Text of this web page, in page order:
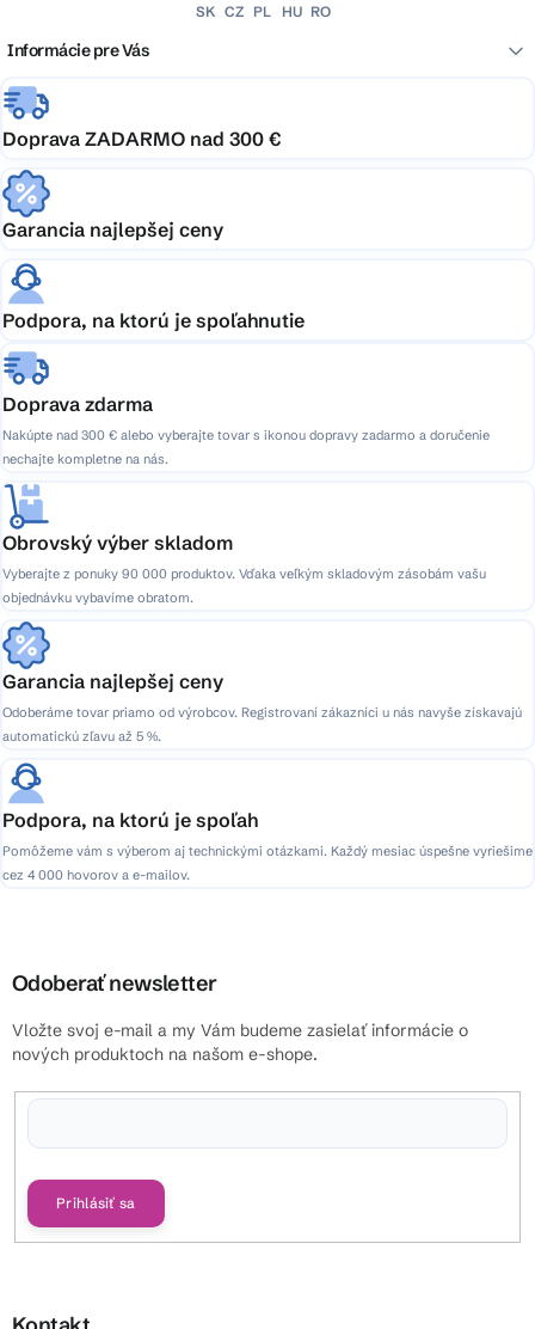
SK CZ PL HU RO
Informácie pre Vás
Doprava ZADARMO nad 300 €
Garancia najlepšej ceny
Podpora, na ktorú je spoľahnutie
Doprava zdarma
Nakúpte nad 300 € alebo vyberajte tovar s ikonou dopravy zadarmo a doručenie
nechajte kompletne na nás.
Obrovský výber skladom
Vyberajte z ponuky 90 000 produktov. Vďaka veľkým skladovým zásobám vašu
objednávku vybavíme obratom.
Garancia najlepšej ceny
Odoberáme tovar priamo od výrobcov. Registrovaní zákazníci u nás navyše získavajú
automatickú zľavu až 5 %.
Podpora, na ktorú je spoľah
Pomôžeme vám s výberom aj technickými otázkami. Každý mesiac úspešne vyriešime
cez 4 000 hovorov a e-mailov.
Odoberať newsletter
Vložte svoj e-mail a my Vám budeme zasielať informácie o
nových produktoch na našom e-shope.
Prihlásiť sa